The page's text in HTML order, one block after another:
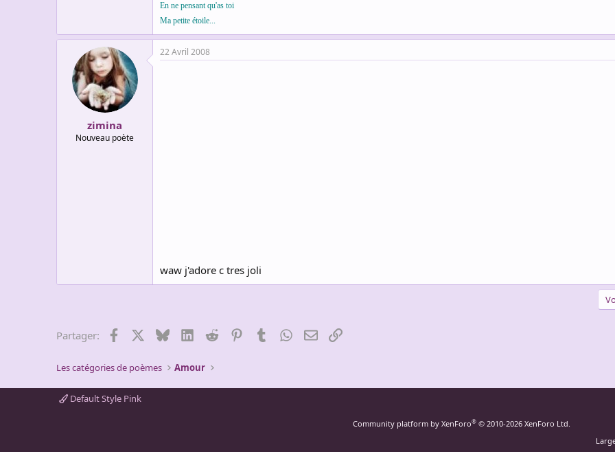
En ne pensant qu'as toi
Ma petite étoile...
zimina
Nouveau poète
22 Avril 2008
waw j'adore c tres joli
Partager: Facebook BlueskyLinkedInReddit PinterestTumblrWhatsApp
EmailLien
Les catégories de poèmes Amour
Default Style Pink
Community platform by XenForo® © 2010-2026 XenForo Ltd.